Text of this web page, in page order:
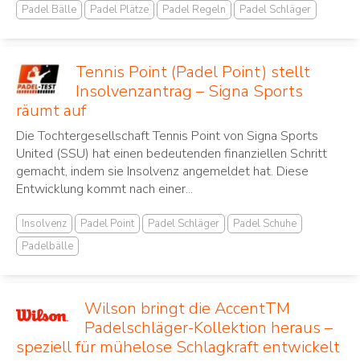
Padel Bälle Padel Plätze Padel Regeln Padel Schläger
Tennis Point (Padel Point) stellt
Insolvenzantrag – Signa Sports
räumt auf
Die Tochtergesellschaft Tennis Point von Signa Sports
United (SSU) hat einen bedeutenden finanziellen Schritt
gemacht, indem sie Insolvenz angemeldet hat. Diese
Entwicklung kommt nach einer...
Insolvenz Padel Point Padel Schläger
Padel Schuhe
Padelbälle
Wilson bringt die AccentTM
Padelschläger-Kollektion heraus –
speziell für mühelose Schlagkraft entwickelt